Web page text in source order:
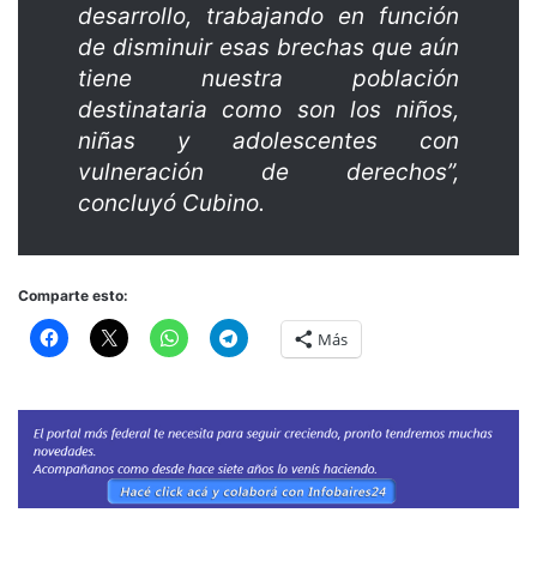
desarrollo, trabajando en función
de disminuir esas brechas que aún
tiene nuestra población
destinataria como son los niños,
niñas y adolescentes con
vulneración de derechos”,
concluyó Cubino.
Comparte esto:
Más